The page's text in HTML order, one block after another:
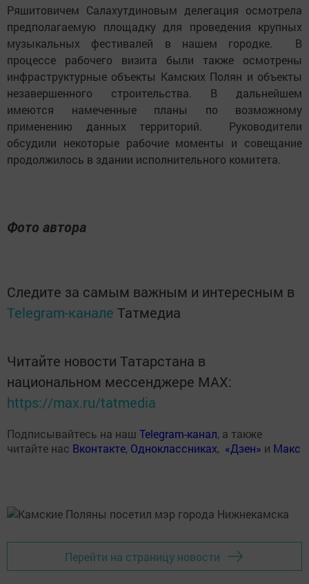
Ряшитовичем Салахутдиновым делегация осмотрела
предполагаемую площадку для проведения крупных
музыкальных фестивалей в нашем городке. В
процессе рабочего визита были также осмотрены
инфраструктурные объекты Камских Полян и объекты
незавершенного строительства. В дальнейшем
имеются намеченные планы по возможному
применению данных территорий. Руководители
обсудили некоторые рабочие моменты и совещание
продолжилось в здании исполнительного комитета.
Фото автора
Следите за самым важным и интересным в
Telegram-канале Татмедиа
Читайте новости Татарстана в
национальном мессенджере MАХ:
https://max.ru/tatmedia
Подписывайтесь на наш Telegram-канал, а также
читайте нас Вконтакте, Одноклассниках, «Дзен» и Макс
Перейти на страницу новости